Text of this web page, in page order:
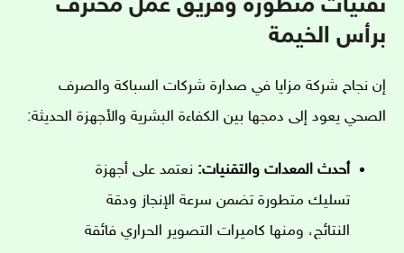
تقنيات متطورة وفريق عمل محترف
برأس الخيمة
إن نجاح شركة مزايا في صدارة شركات السباكة والصرف
الصحي يعود إلى دمجها بين الكفاءة البشرية والأجهزة الحديثة:
أحدث المعدات والتقنيات: نعتمد على أجهزة
تسليك متطورة تضمن سرعة الإنجاز ودقة
النتائج، ومنها كاميرات التصوير الحراري فائقة